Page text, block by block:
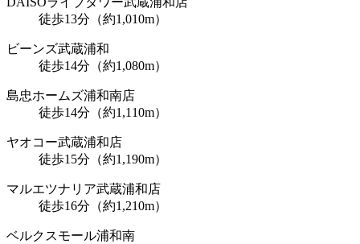
徒歩13分（約1,010m）
ビーンズ武蔵浦和
徒歩14分（約1,080m）
島忠ホームズ浦和南店
徒歩14分（約1,110m）
ヤオコー武蔵浦和店
徒歩15分（約1,190m）
マルエツナリア武蔵浦和店
徒歩16分（約1,210m）
ベルクスモール浦和南